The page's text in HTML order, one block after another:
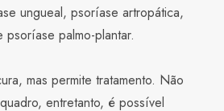
ungueal, psoríase artropática,
palmo-plantar.
mas permite tratamento. Não
entretanto, é possível